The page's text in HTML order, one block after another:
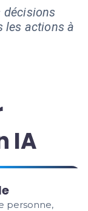
décisions
les actions à
IA
personne,